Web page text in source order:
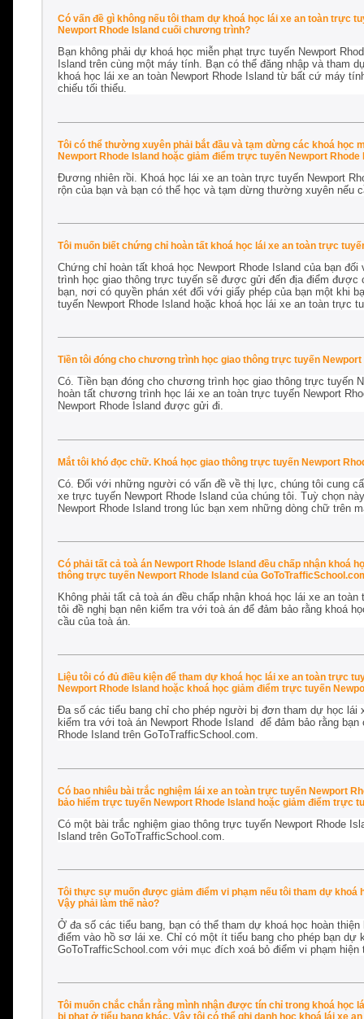
Có vấn đề gì không nếu tôi tham dự khoá học lái xe an toàn trực
Newport Rhode Island cuối chương trình?
Bạn không phải dự khoá học miễn phạt trực tuyến Newport
Island trên cùng một máy tính. Bạn có thể đăng nhập và tham
khoá học lái xe an toàn Newport Rhode Island từ bất cứ máy
chiếu tối thiểu.
Tôi có thể thường xuyên phải bắt đầu và tạm dừng các khoá học
Newport Rhode Island hoặc giảm điểm trực tuyến Newport
Đương nhiên rồi. Khoá học lái xe an toàn trực tuyến Newport
rộn của bạn và bạn có thể học và tạm dừng thường xuyên nếu
Tôi muốn biết chứng chỉ hoàn tất khoá học lái xe an toàn trực
Chứng chỉ hoàn tất khoá học Newport Rhode Island của bạn
trình học giao thông trực tuyến sẽ được gửi đến địa điểm
bạn, nơi có quyền phán xét đối với giấy phép của bạn một khi
tuyến Newport Rhode Island hoặc khoá học lái xe an toàn trực
Tiền tôi đóng cho chương trình học giao thông trực tuyến
Có. Tiền bạn đóng cho chương trình học giao thông trực tuyến
hoàn tất chương trình học lái xe an toàn trực tuyến Newport
Newport Rhode Island được gửi đi.
Mắt tôi khó đọc chữ. Khoá học giao thông trực tuyến Newport
Có. Đối với những người có vấn đề về thị lực, chúng tôi cung
xe trực tuyến Newport Rhode Island của chúng tôi. Tuỳ chọn
Newport Rhode Island trong lúc bạn xem những dòng chữ trên
Có phải tất cả toà án Newport Rhode Island đều chấp nhận khoá
thông trực tuyến Newport Rhode Island của
Không phải tất cả toà án đều chấp nhận khoá học lái xe an
tôi đề nghị bạn nên kiểm tra với toà án để đảm bảo rằng khoá
cầu của toà án.
Liệu tôi có đủ điều kiện để tham dự khoá học lái xe an toàn trực
Newport Rhode Island hoặc khoá học giảm điểm trực tuyến
Đa số các tiểu bang chỉ cho phép người bị đơn tham dự học lái
kiểm tra với toà án Newport Rhode Island để đảm bảo rằng
Rhode Island trên GoToTrafficSchool.com.
Có bao nhiêu bài trắc nghiệm lái xe an toàn trực tuyến Newport
bảo hiểm trực tuyến Newport Rhode Island hoặc giảm điểm trực
Có một bài trắc nghiệm giao thông trực tuyến Newport Rhode
Island trên GoToTrafficSchool.com.
Tôi thực sự muốn được giảm điểm vi phạm nếu tôi tham dự khoá
Vậy phải làm thế nào?
Ở đa số các tiểu bang, bạn có thể tham dự khoá học hoàn
điểm vào hồ sơ lái xe. Chỉ có một ít tiểu bang cho phép bạn dự
GoToTrafficSchool.com với mục đích xoá bỏ điểm vi phạm
Tôi muốn chắc chắn rằng mình nhận được tín chỉ trong khoá học